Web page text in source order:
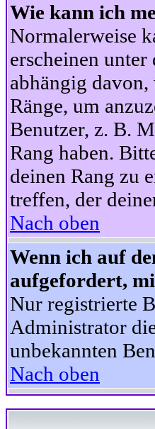
Wie kann ich
Normalerweise
erscheinen
abhängig
Ränge, um
Benutzer, z. B.
Rang haben.
deinen Rang zu
treffen, der
Nach oben
Wenn ich auf
aufgefordert,
Nur registrierte
Administrator
unbekannten
Nach oben